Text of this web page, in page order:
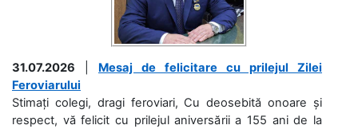
31.07.2026
Mesaj de felicitare cu prilejul Zilei
Feroviarului
Stimați colegi, dragi feroviari, Cu deosebită onoare și
respect, vă felicit cu prilejul aniversării a 155 ani de la